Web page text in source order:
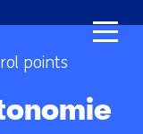
points